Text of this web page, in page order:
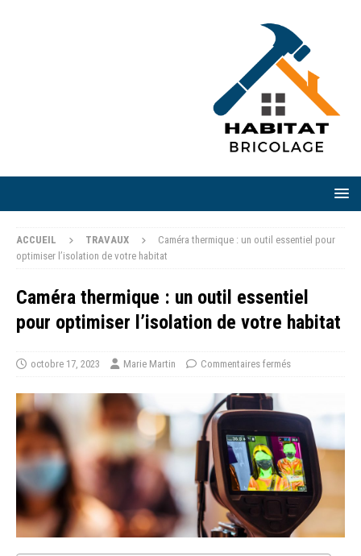
ACCUEIL TRAVAUX
Caméra thermique : un outil essentiel pour
optimiser l’isolation de votre habitat
Caméra thermique : un outil essentiel
pour optimiser l’isolation de votre habitat
octobre 17, 2023 Marie Martin Commentaires fermés